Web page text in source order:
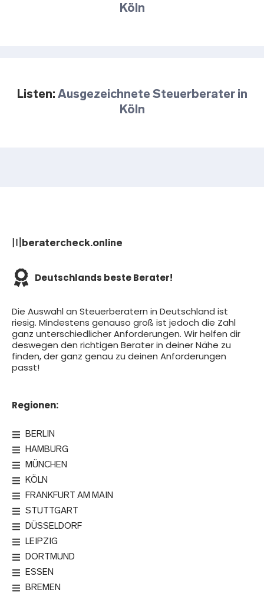
Köln
Listen: Ausgezeichnete Steuerberater in
Köln
〣beratercheck.online
Deutschlands beste Berater!
Die Auswahl an Steuerberatern in Deutschland ist
riesig. Mindestens genauso groß ist jedoch die Zahl
ganz unterschiedlicher Anforderungen. Wir helfen dir
deswegen den richtigen Berater in deiner Nähe zu
finden, der ganz genau zu deinen Anforderungen
passt!
Regionen:
BERLIN
HAMBURG
MÜNCHEN
KÖLN
FRANKFURT AM MAIN
STUTTGART
DÜSSELDORF
LEIPZIG
DORTMUND
ESSEN
BREMEN